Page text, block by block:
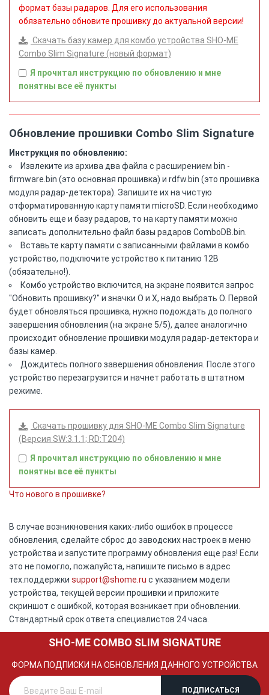
формат базы радаров. Для его использования
обязательно обновите прошивку до актуальной версии!
Скачать базу камер для комбо устройства SHO-ME
Combo Slim Signature (новый формат)
Я прочитал инструкцию по обновлению и мне
понятны все её пункты
Обновление прошивки Combo Slim Signature
Инструкция по обновлению:
Извлеките из архива два файла с расширением bin -
firmware.bin (это основная прошивка) и rdfw.bin (это прошивка
модуля радар-детектора). Запишите их на чистую
отформатированную карту памяти microSD. Если необходимо
обновить еще и базу радаров, то на карту памяти можно
записать дополнительно файл базы радаров ComboDB.bin.
Вставьте карту памяти с записанными файлами в комбо
устройство, подключите устройство к питанию 12В
(обязательно!).
Комбо устройство включится, на экране появится запрос
"Обновить прошивку?" и значки О и Х, надо выбрать О. Первой
будет обновляться прошивка, нужно подождать до полного
завершения обновления (на экране 5/5), далее аналогично
происходит обновление прошивки модуля радар-детектора и
базы камер.
Дождитесь полного завершения обновления. После этого
устройство перезагрузится и начнет работать в штатном
режиме.
Скачать прошивку для SHO-ME Combo Slim Signature
(Версия SW:3.1.1; RD:T204)
Я прочитал инструкцию по обновлению и мне
понятны все её пункты
Что нового в прошивке?
В случае возникновения каких-либо ошибок в процессе
обновления, сделайте сброс до заводских настроек в меню
устройства и запустите программу обновления еще раз! Если
это не помогло, пожалуйста, напишите письмо в адрес
тех.поддержки support@shome.ru c указанием модели
устройства, текущей версии прошивки и приложите
скриншот с ошибкой, которая возникает при обновлении.
Стандартный срок ответа специалистов 24 часа.
SHO-ME COMBO SLIM SIGNATURE
ФОРМА ПОДПИСКИ НА ОБНОВЛЕНИЯ ДАННОГО УСТРОЙСТВА